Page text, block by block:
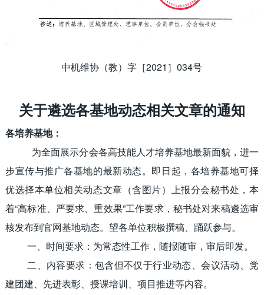
中机维协（教）字［2021 ］034号
关于遴选各基地动态相关文章的通知
各培养基地：
为全面展示分会各高技能人才培养基地最新面貌，进一
步宣传与推广各基地的最新动态。即日起，各培养基地可择
优选择本单位相关动态文章（含图片）上报分会秘书处，本
着“高标准、严要求、重效果”工作要求，秘书处对来稿遴选审
核发布到官网基地动态。望各单位积极撰稿、踊跃参与。
一、时间要求：为常态性工作，随报随审，审后即发。
二、内容要求：包含但不仅于行业动态、会议活动、党
建团建、先进表彰、授课培训、项目推进等内容。